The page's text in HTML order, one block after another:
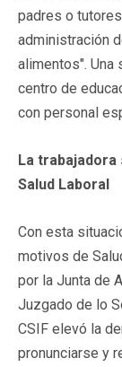
padres o
administración
alimentos". Una
centro de
con personal
La
Salud Laboral
Con esta
motivos de
por la Junta de
Juzgado de lo
CSIF elevó la
pronunciarse y